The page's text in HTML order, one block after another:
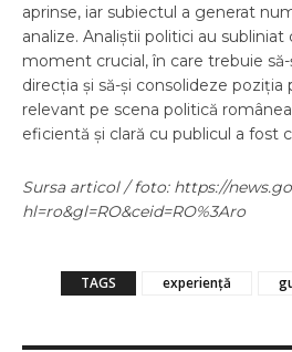
aprinse, iar subiectul a generat
analize. Analiștii politici au
moment crucial, în care trebuie
direcția și să-și consolideze poziția
relevant pe scena politică
eficientă și clară cu publicul a fost
Sursa articol / foto: https://
hl=ro&gl=RO&ceid=RO%3Aro
TAGS experiență